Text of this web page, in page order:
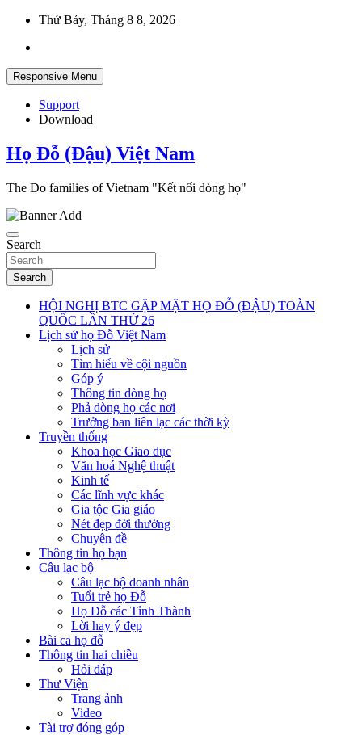
Skip
content
Thứ Bảy, Tháng 8 8, 2026
Responsive Menu
Support
Download
Họ Đỗ (Đậu) Việt Nam
The Do families of Vietnam "Kết nối dòng họ"
Search
Search
HỘI NGHỊ BTC GẶP MẶT HỌ ĐỖ (ĐẬU) TOÀN
QUỐC LẦN THỨ 26
Lịch sử họ Đỗ Việt Nam
Lịch sử
Tìm hiểu về cội nguồn
Góp ý
Thông tin dòng họ
Phả dòng họ các nơi
Trưởng ban liên lạc các thời kỳ
Truyền thống
Khoa học Giao dục
Văn hoá Nghệ thuật
Kinh tế
Các lĩnh vực khác
Gia tộc Gia giáo
Nét đẹp đời thường
Chuyên đề
Thông tin họ bạn
Câu lạc bộ
Câu lạc bộ doanh nhân
Tuổi trẻ họ Đỗ
Họ Đỗ các Tỉnh Thành
Lời hay ý đẹp
Bài ca họ đỗ
Thông tin hai chiều
Hỏi đáp
Thư Viện
Trang ảnh
Video
Tài trợ đóng góp